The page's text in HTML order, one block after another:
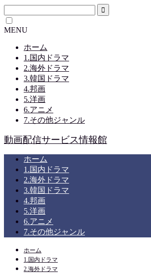
MENU
ホーム
1.国内ドラマ
2.海外ドラマ
3.韓国ドラマ
4.邦画
5.洋画
6.アニメ
7.その他ジャンル
動画配信サービス情報館
ホーム
1.国内ドラマ
2.海外ドラマ
3.韓国ドラマ
4.邦画
5.洋画
6.アニメ
7.その他ジャンル
ホーム
1.国内ドラマ
2.海外ドラマ